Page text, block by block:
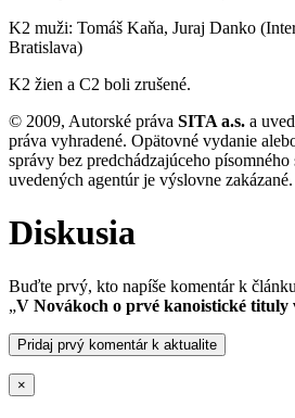
K2 muži: Tomáš Kaňa, Juraj Danko
Bratislava)
K2 žien a C2 boli zrušené.
© 2009, Autorské práva SITA a.s. a
práva vyhradené. Opätovné vydanie
správy bez predchádzajúceho písomného
uvedených agentúr je výslovne zakázané.
Diskusia
Buďte prvý, kto napíše komentár k článku
„V Novákoch o prvé kanoistické tituly
Pridaj prvý komentár k aktualite
×